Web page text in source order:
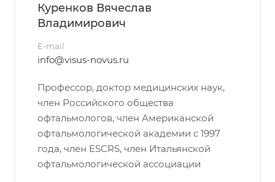
Куренков Вячеслав
Владимирович
E-mail
info@visus-novus.ru
Профессор, доктор медицинских наук,
член Российского общества
офтальмологов, член Американской
офтальмологической академии с 1997
года, член ESCRS, член Итальянской
офтальмологической ассоциации